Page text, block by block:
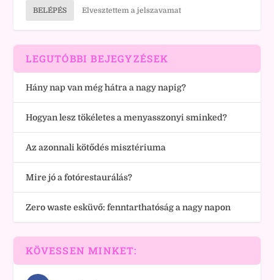
BELÉPÉS Elvesztettem a jelszavamat
LEGUTÓBBI BEJEGYZÉSEK
Hány nap van még hátra a nagy napig?
Hogyan lesz tökéletes a menyasszonyi sminked?
Az azonnali kötődés misztériuma
Mire jó a fotórestaurálás?
Zero waste esküvő: fenntarthatóság a nagy napon
KÖVESSEN MINKET: